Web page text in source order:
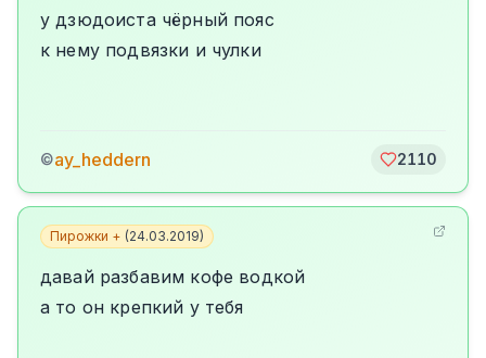
у дзюдоиста чёрный пояс
к нему подвязки и чулки
©ay_heddern 2110
Пирожки + (24.03.2019)
давай разбавим кофе водкой
а то он крепкий у тебя